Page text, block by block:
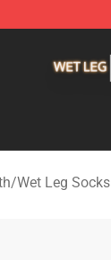
/Wet Leg Socks